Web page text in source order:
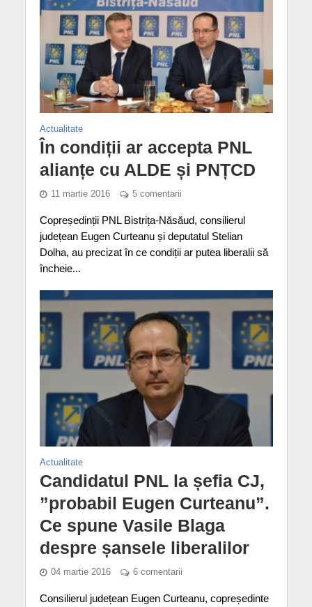
Actualitate
În condiții ar accepta PNL
alianțe cu ALDE și PNȚCD
11 martie 2016 5 comentarii
Copreședinții PNL Bistrița-Năsăud, consilierul
județean Eugen Curteanu și deputatul Stelian
Dolha, au precizat în ce condiții ar putea liberalii să
încheie...
Actualitate
Candidatul PNL la șefia CJ,
”probabil Eugen Curteanu”.
Ce spune Vasile Blaga
despre șansele liberalilor
04 martie 2016 6 comentarii
Consilierul județean Eugen Curteanu, copreședinte